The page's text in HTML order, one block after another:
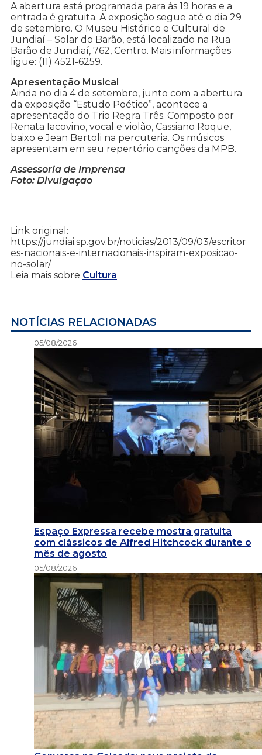
A abertura está programada para às 19 horas e a
entrada é gratuita. A exposição segue até o dia 29
de setembro. O Museu Histórico e Cultural de
Jundiaí – Solar do Barão, está localizado na Rua
Barão de Jundiaí, 762, Centro. Mais informações
ligue: (11) 4521-6259.
Apresentação Musical
Ainda no dia 4 de setembro, junto com a abertura
da exposição “Estudo Poético”, acontece a
apresentação do Trio Regra Três. Composto por
Renata Iacovino, vocal e violão, Cassiano Roque,
baixo e Jean Bertoli na percuteria. Os músicos
apresentam em seu repertório canções da MPB.
Assessoria de Imprensa
Foto: Divulgação
Link original:
https://jundiai.sp.gov.br/noticias/2013/09/03/escritor
es-nacionais-e-internacionais-inspiram-exposicao-
no-solar/
Leia mais sobre Cultura
NOTÍCIAS RELACIONADAS
05/08/2026
Espaço Expressa recebe mostra gratuita
com clássicos de Alfred Hitchcock durante o
mês de agosto
05/08/2026